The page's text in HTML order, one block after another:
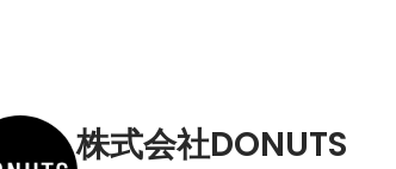
株式会社DONUTS